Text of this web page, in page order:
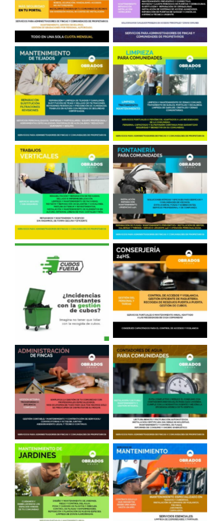
Reparación de Tejados
en Madrid
Limpieza en
Comunidades
Trabajos Verticales
Fontanero, comunidades
de vecinos
Sacar Cubos Conserjería